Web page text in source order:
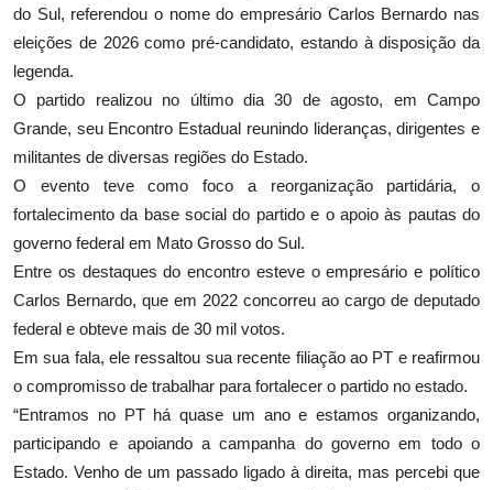
do Sul, referendou o nome do empresário Carlos Bernardo nas
eleições de 2026 como pré-candidato, estando à disposição da
legenda.
O partido realizou no último dia 30 de agosto, em Campo
Grande, seu Encontro Estadual reunindo lideranças, dirigentes e
militantes de diversas regiões do Estado.
O evento teve como foco a reorganização partidária, o
fortalecimento da base social do partido e o apoio às pautas do
governo federal em Mato Grosso do Sul.
Entre os destaques do encontro esteve o empresário e político
Carlos Bernardo, que em 2022 concorreu ao cargo de deputado
federal e obteve mais de 30 mil votos.
Em sua fala, ele ressaltou sua recente filiação ao PT e reafirmou
o compromisso de trabalhar para fortalecer o partido no estado.
“Entramos no PT há quase um ano e estamos organizando,
participando e apoiando a campanha do governo em todo o
Estado. Venho de um passado ligado à direita, mas percebi que